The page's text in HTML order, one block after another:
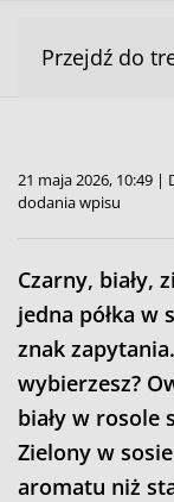
Przejdź do
21 maja 2026, 10:49 |
dodania wpisu
Czarny,
jedna półka w
znak
wybierzesz?
biały w rosole
Zielony w
aromatu niż